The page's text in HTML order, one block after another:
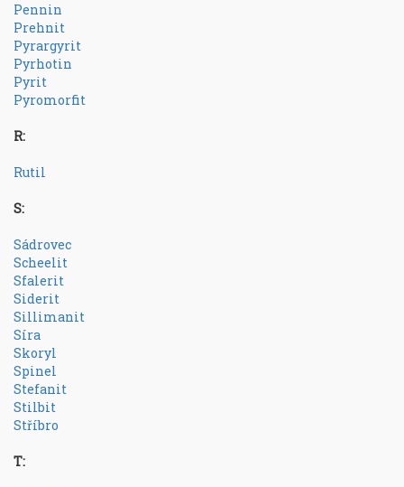
Pennin
Prehnit
Pyrargyrit
Pyrhotin
Pyrit
Pyromorfit
R:
Rutil
S:
Sádrovec
Scheelit
Sfalerit
Siderit
Sillimanit
Síra
Skoryl
Spinel
Stefanit
Stilbit
Stříbro
T: